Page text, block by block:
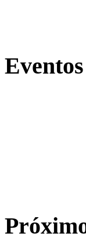
Eventos